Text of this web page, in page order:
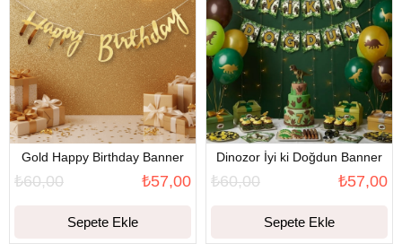
Gold Happy Birthday Banner
₺57,00
₺60,00
Sepete Ekle
Dinozor İyi ki Doğdun Banner
₺57,00
₺60,00
Sepete Ekle